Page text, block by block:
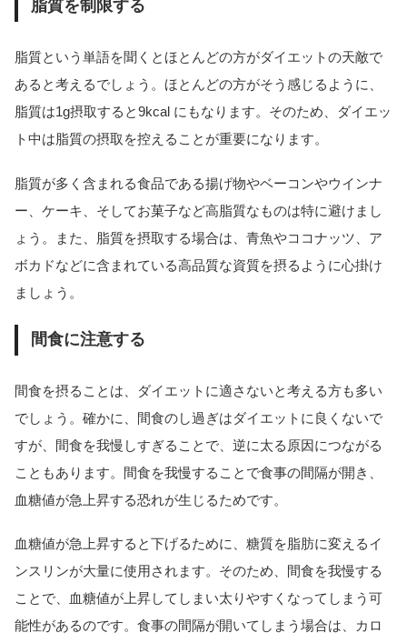
脂質を制限する
脂質という単語を聞くとほとんどの方がダイエットの天敵で
あると考えるでしょう。ほとんどの方がそう感じるように、
脂質は1g摂取すると9kcal にもなります。そのため、ダイエッ
ト中は脂質の摂取を控えることが重要になります。
脂質が多く含まれる食品である揚げ物やベーコンやウインナ
ー、ケーキ、そしてお菓子など高脂質なものは特に避けまし
ょう。また、脂質を摂取する場合は、青魚やココナッツ、ア
ボカドなどに含まれている高品質な資質を摂るように心掛け
ましょう。
間食に注意する
間食を摂ることは、ダイエットに適さないと考える方も多い
でしょう。確かに、間食のし過ぎはダイエットに良くないで
すが、間食を我慢しすぎることで、逆に太る原因につながる
こともあります。間食を我慢することで食事の間隔が開き、
血糖値が急上昇する恐れが生じるためです。
血糖値が急上昇すると下げるために、糖質を脂肪に変えるイ
ンスリンが大量に使用されます。そのため、間食を我慢する
ことで、血糖値が上昇してしまい太りやすくなってしまう可
能性があるのです。食事の間隔が開いてしまう場合は、カロ